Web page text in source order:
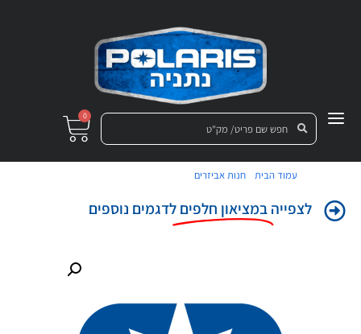
0
עמוד הבית /חנות אביזרים
לצפייהבמציאון חלפים לדגמים נוספים